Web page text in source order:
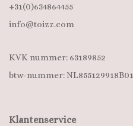
+31(0)634864455
info@toizz.com
KVK nummer: 63189852
btw-nummer: NL855129918B01
Klantenservice